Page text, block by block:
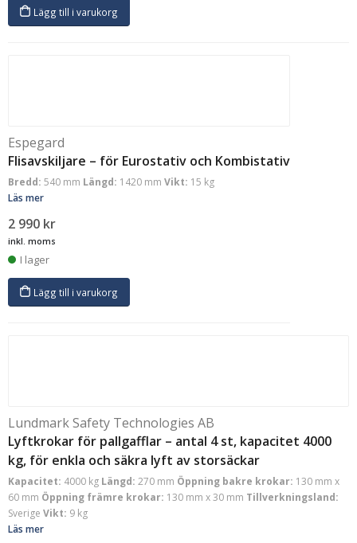
Lägg till i varukorg
Espegard
Flisavskiljare – för Eurostativ och Kombistativ
Bredd: 540 mm Längd: 1420 mm Vikt: 15 kg
Läs mer
2 990 kr
inkl. moms
I lager
Lägg till i varukorg
Lundmark Safety Technologies AB
Lyftkrokar för pallgafflar – antal 4 st, kapacitet 4000
kg, för enkla och säkra lyft av storsäckar
Kapacitet: 4000 kg Längd: 270 mm Öppning bakre krokar: 130 mm x
60 mm Öppning främre krokar: 130 mm x 30 mm Tillverkningsland:
Sverige Vikt: 9 kg
Läs mer